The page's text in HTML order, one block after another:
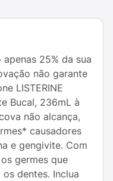
25% da sua
não garante
LISTERINE
Bucal, 236mL à
não alcança,
causadores
e gengivite. Com
germes que
dentes. Inclua